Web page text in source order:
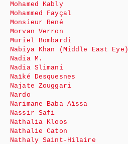
Mohamed Kably
Mohammed Fayçal
Monsieur René
Morvan Verron
Muriel Bombardi
Nabiya Khan (Middle East Eye)
Nadia M.
Nadia Slimani
Naïké Desquesnes
Najate Zouggari
Nardo
Narimane Baba Aïssa
Nassir Safi
Nathalia Kloos
Nathalie Caton
Nathaly Saint-Hilaire